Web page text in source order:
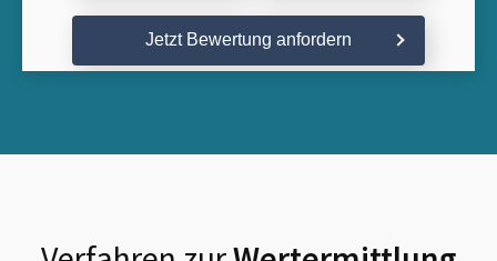
Jetzt Bewertung anfordern